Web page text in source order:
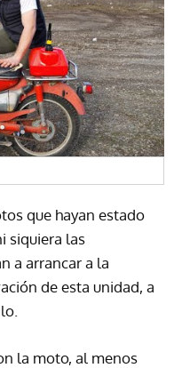
que hayan estado
siquiera las
a arrancar a la
de esta unidad, a
la moto, al menos